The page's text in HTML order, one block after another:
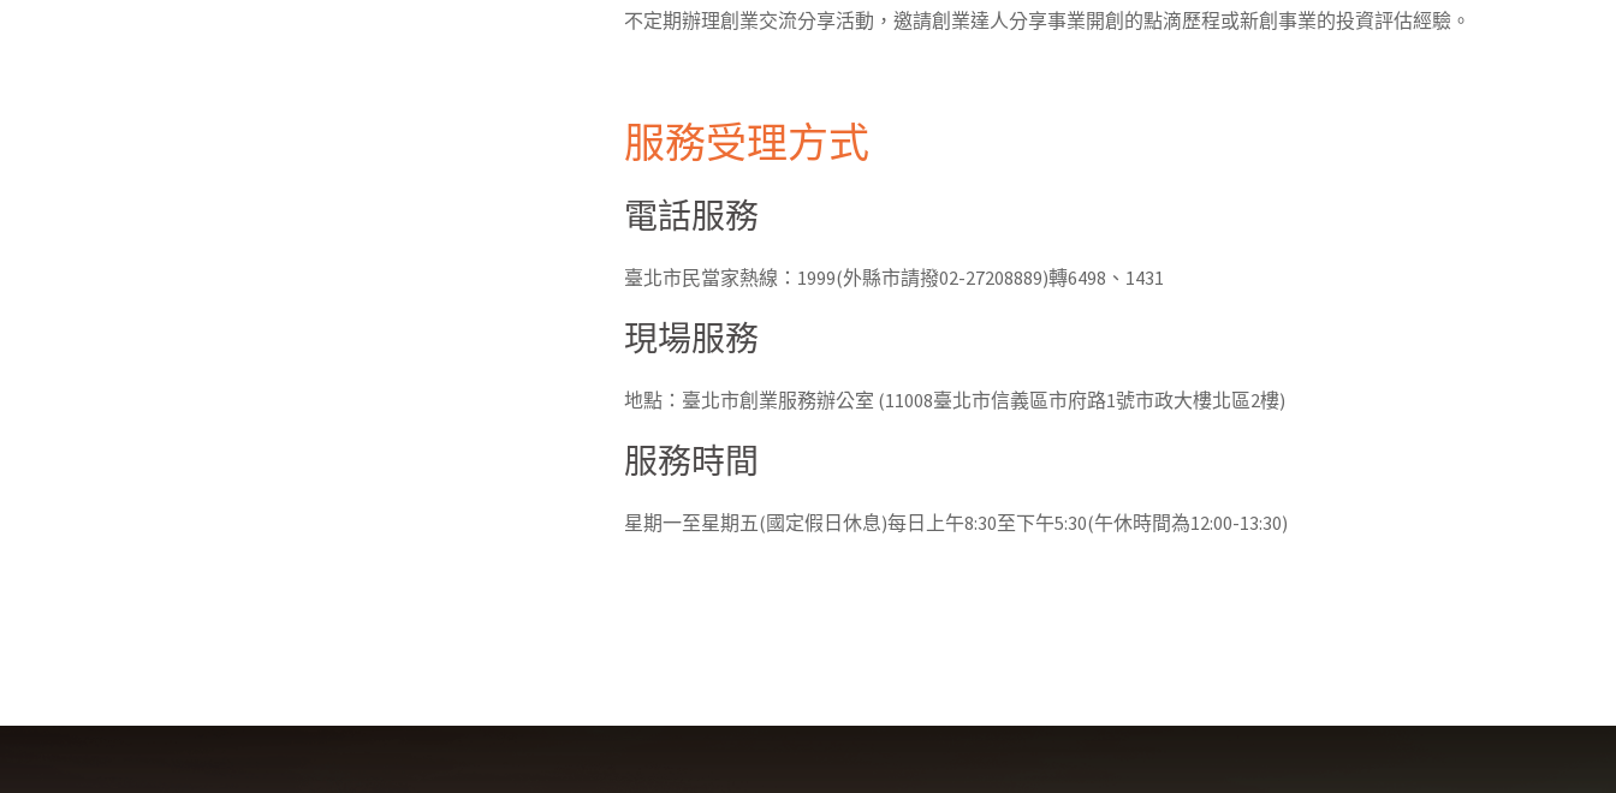
不定期辦理創業交流分享活動，邀請創業達人分享事業開創的點滴歷程或新創事業的投資評估經驗。
服務受理方式
電話服務
臺北市民當家熱線：1999(外縣市請撥02-27208889)轉6498、1431
現場服務
地點：臺北市創業服務辦公室 (11008臺北市信義區市府路1號市政大樓北區2樓)
服務時間
星期一至星期五(國定假日休息)每日上午8:30至下午5:30(午休時間為12:00-13:30)